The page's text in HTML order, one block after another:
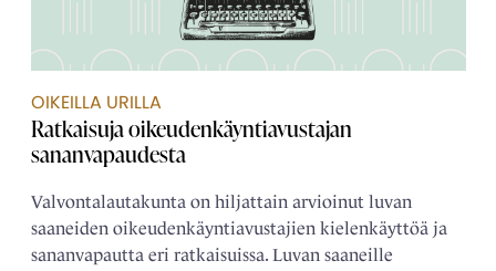
OIKEILLA URILLA
Ratkaisuja oikeudenkäyntiavustajan
sananvapaudesta
Valvontalautakunta on hiljattain arvioinut luvan
saaneiden oikeudenkäyntiavustajien kielenkäyttöä ja
sananvapautta eri ratkaisuissa. Luvan saaneille